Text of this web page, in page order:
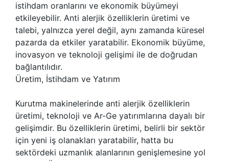
istihdam oranlarını ve ekonomik büyümeyi
etkileyebilir. Anti alerjik özelliklerin üretimi ve
talebi, yalnızca yerel değil, aynı zamanda küresel
pazarda da etkiler yaratabilir. Ekonomik büyüme,
inovasyon ve teknoloji gelişimi ile de doğrudan
bağlantılıdır.
Üretim, İstihdam ve Yatırım
Kurutma makinelerinde anti alerjik özelliklerin
üretimi, teknoloji ve Ar-Ge yatırımlarına dayalı bir
gelişimdir. Bu özelliklerin üretimi, belirli bir sektör
için yeni iş olanakları yaratabilir, hatta bu
sektördeki uzmanlık alanlarının genişlemesine yol